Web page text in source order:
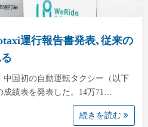
運行報告書発表､従来の
中国初の自動運転タクシー（以下
成績表を発表した。14万71…
続きを読む